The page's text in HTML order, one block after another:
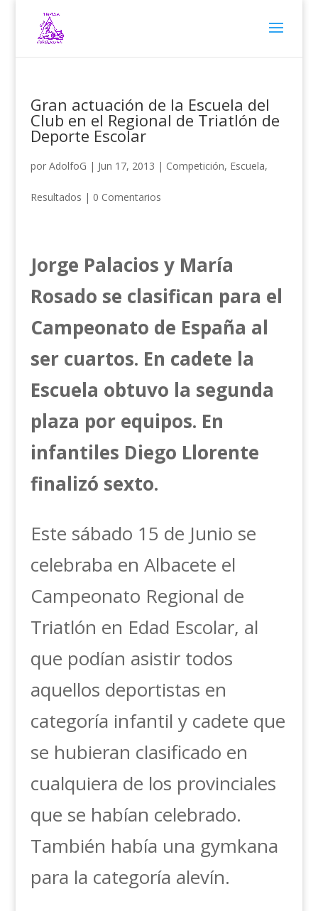
Gran actuación de la Escuela del
Club en el Regional de Triatlón de
Deporte Escolar
por AdolfoG | Jun 17, 2013 | Competición, Escuela,
Resultados | 0 Comentarios
Jorge Palacios y María
Rosado se clasifican para el
Campeonato de España al
ser cuartos. En cadete la
Escuela obtuvo la segunda
plaza por equipos. En
infantiles Diego Llorente
finalizó sexto.
Este sábado 15 de Junio se
celebraba en Albacete el
Campeonato Regional de
Triatlón en Edad Escolar, al
que podían asistir todos
aquellos deportistas en
categoría infantil y cadete que
se hubieran clasificado en
cualquiera de los provinciales
que se habían celebrado.
También había una gymkana
para la categoría alevín.